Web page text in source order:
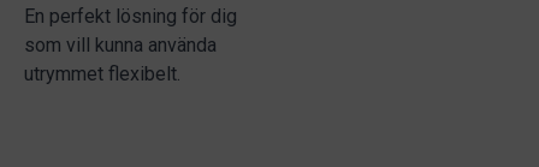
En perfekt lösning för dig
som vill kunna använda
utrymmet flexibelt.